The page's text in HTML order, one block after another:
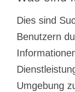
Dies sind
Benutzern
Umgebung